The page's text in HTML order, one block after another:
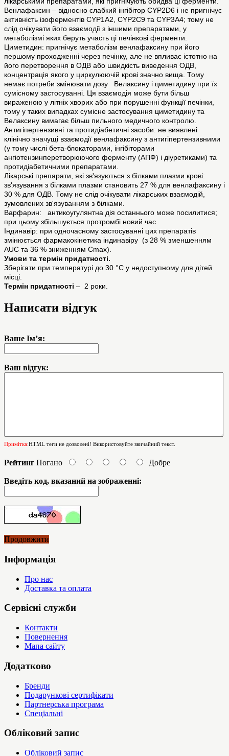
Венлафаксин – відносно слабкий інгібітор CYP2D6 і не пригнічує
активність ізоферментів CYP1A2, CYP2C9 та CYP3A4; тому не
слід очікувати його взаємодії з іншими препаратами, у
метаболізмі яких беруть участь ці печінкові ферменти.
Циметидин: пригнічує метаболізм венлафаксину при його
першому проходженні через печінку, але не впливає істотно на
його перетворення в ОДВ або швидкість виведення ОДВ,
концентрація якого у циркулюючій крові значно вища. Тому
немає потреби змінювати дозу Велаксину і циметидину при їх
сумісному застосуванні. Ця взаємодія може бути більш
вираженою у літніх хворих або при порушенні функції печінки,
тому у таких випадках сумісне застосування циметидину та
Велаксину вимагає більш пильного медичного контролю.
Антигіпертензивні та протидіабетичні засоби: не виявлені
клінічно значущі взаємодії венлафаксину з антигіпертензивними
(у тому числі бета-блокаторами, інгібіторами
ангіотензинперетворюючого ферменту (АПФ) і діуретиками) та
протидіабетичними препаратами.
Лікарські препарати, які зв'язуються з білками плазми крові:
зв'язування з білками плазми становить 27 % для венлафаксину і
30 % для ОДВ. Тому не слід очікувати лікарських взаємодій,
зумовлених зв'язуванням з білками.
Варфарин: антикоугулянтна дія останнього може посилитися;
при цьому збільшується протромбі новий час.
Індинавір: при одночасному застосуванні цих препаратів
змінюється фармакокінетика індинавіру (з 28 % зменшенням
AUС та 36 % зниженням Cmax).
Умови та термін придатності.
Зберігати при температурі до 30 °С у недоступному для дітей
місці.
Термін придатності – 2 роки.
Написати відгук
Ваше Ім’я:
Ваш відгук:
Примітка:HTML теги не дозволені! Використовуйте звичайний текст.
Рейтинг Погано Добре
Введіть код, вказаний на зображенні:
Продовжити
Інформація
Про нас
Доставка та оплата
Сервісні служби
Контакти
Повернення
Мапа сайту
Додатково
Бренди
Подарункові сертифікати
Партнерська програма
Спеціальні
Обліковий запис
Обліковий запис